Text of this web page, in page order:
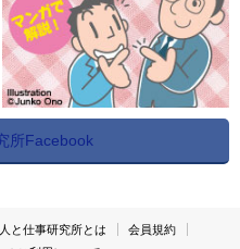
人と仕事研究所とは
会員規約